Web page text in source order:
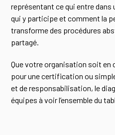
représentant ce qui entre dans
qui y participe et comment la
transforme des procédures
partagé.
Que votre organisation soit en
pour une certification ou
et de responsabilisation, le
équipes à voir l’ensemble du